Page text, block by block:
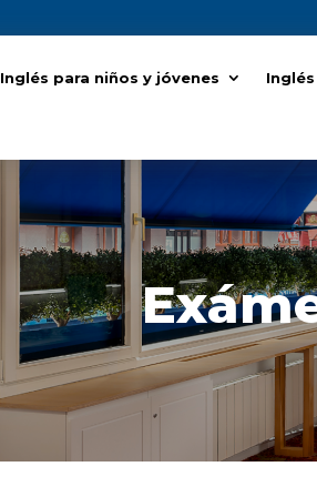
Inglés para niños y jóvenes
Inglés para niños y jóvenes